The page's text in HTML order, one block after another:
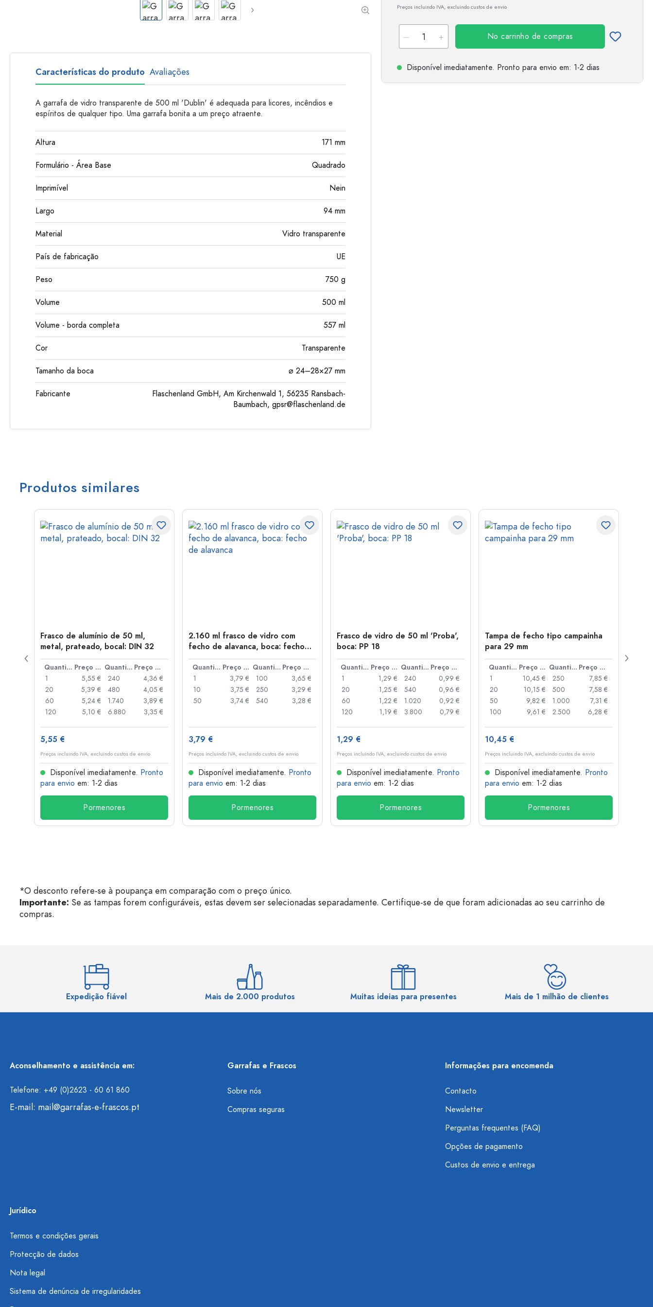
Garrafas de plastico
Preços incluindo IVA, excluindo custos de envio
No carrinho de compras
Disponível imediatamente. Pronto para envio em: 1-2 dias
Características do produto Avaliações
A garrafa de vidro transparente de 500 ml 'Dublin' é adequada para licores, incêndios e
espíritos de qualquer tipo. Uma garrafa bonita a um preço atraente.
Altura 171 mm
Formulário - Área Base Quadrado
Imprimível Nein
Largo 94 mm
Material Vidro transparente
País de fabricação UE
Peso 750 g
Volume 500 ml
Volume - borda completa 557 ml
Cor Transparente
Tamanho da boca ⌀ 24–28×27 mm
Fabricante
Flaschenland GmbH, Am Kirchenwald 1, 56235 Ransbach-
Baumbach, gpsr@flaschenland.de
Produtos similares
Frasco de alumínio de 50 ml,
metal, prateado, bocal: DIN 32
Quantidade Preço por peça Quantidade
Preço por peça
1
5,55 €
20
5,39 €
60
5,24 €
120
5,10 €
240
4,36 €
480
4,05 €
1.740
3,89 €
6.880
3,35 €
5,55 €
Preços incluindo IVA, excluindo custos de envio
Disponível imediatamente. Pronto
para envio em: 1-2 dias
Pormenores
2.160 ml frasco de vidro com
fecho de alavanca, boca: fecho
de alavanca
Quantidade Preço por peça Quantidade
Preço por peça
1
3,79 €
10
3,75 €
50
3,74 €
100
3,65 €
250
3,29 €
540
3,28 €
3,79 €
Preços incluindo IVA, excluindo custos de envio
Disponível imediatamente. Pronto
para envio em: 1-2 dias
Pormenores
Frasco de vidro de 50 ml 'Proba',
boca: PP 18
Quantidade Preço por peça Quantidade
Preço por peça
1
1,29 €
20
1,25 €
60
1,22 €
120
1,19 €
240
0,99 €
540
0,96 €
1.020
0,92 €
3.800
0,79 €
1,29 €
Preços incluindo IVA, excluindo custos de envio
Disponível imediatamente. Pronto
para envio em: 1-2 dias
Pormenores
Tampa de fecho tipo campainha
para 29 mm
Quantidade Preço por peça Quantidade
Preço por peça
1
10,45 €
20
10,15 €
50
9,82 €
100
9,61 €
250
7,85 €
500
7,58 €
1.000
7,31 €
2.500
6,28 €
10,45 €
Preços incluindo IVA, excluindo custos de envio
Disponível imediatamente. Pronto
para envio em: 1-2 dias
Pormenores
*O desconto refere-se à poupança em comparação com o preço único.
Importante: Se as tampas forem configuráveis, estas devem ser selecionadas separadamente. Certifique-se de que foram adicionadas ao seu carrinho de
compras.
Expedição fiável Mais de 2.000 produtos Muitas ideias para presentes Mais de 1 milhão de clientes
Aconselhamento e assistência em:
Telefone: +49 (0)2623 - 60 61 860
E-mail: mail@garrafas-e-frascos.pt
Garrafas e Frascos
Sobre nós
Compras seguras
Informações para encomenda
Contacto
Newsletter
Perguntas frequentes (FAQ)
Opções de pagamento
Custos de envio e entrega
Jurídico
Termos e condições gerais
Protecção de dados
Nota legal
Sistema de denúncia de irregularidades